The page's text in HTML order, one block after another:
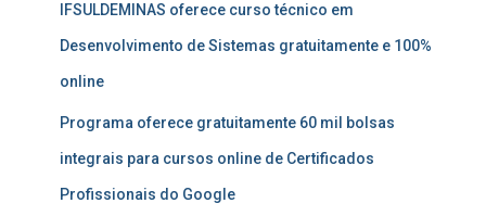
IFSULDEMINAS oferece curso técnico em
Desenvolvimento de Sistemas gratuitamente e 100%
online
Programa oferece gratuitamente 60 mil bolsas
integrais para cursos online de Certificados
Profissionais do Google